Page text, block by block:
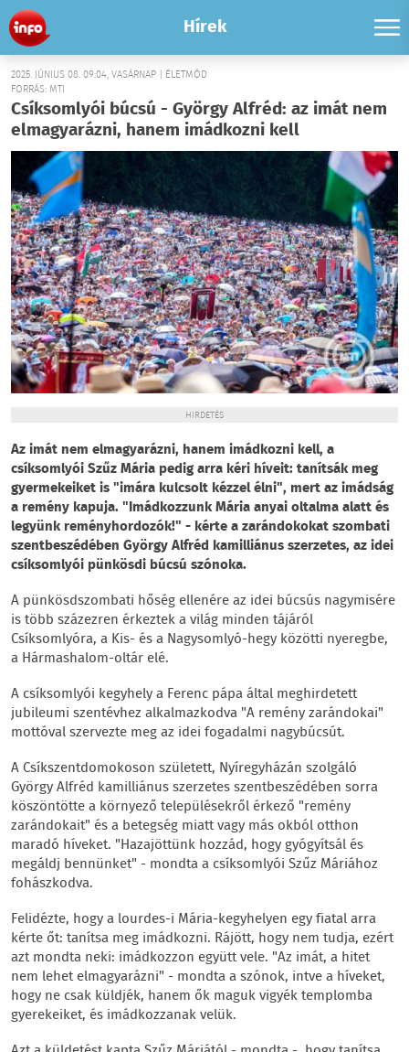
Hírek
2025. JÚNIUS 08. 09:04, VASÁRNAP | ÉLETMÓD
FORRÁS: MTI
Csíksomlyói búcsú - György Alfréd: az imát nem
elmagyarázni, hanem imádkozni kell
HIRDETÉS
Az imát nem elmagyarázni, hanem imádkozni kell, a
csíksomlyói Szűz Mária pedig arra kéri híveit: tanítsák meg
gyermekeiket is "imára kulcsolt kézzel élni", mert az imádság
a remény kapuja. "Imádkozzunk Mária anyai oltalma alatt és
legyünk reményhordozók!" - kérte a zarándokokat szombati
szentbeszédében György Alfréd kamilliánus szerzetes, az idei
csíksomlyói pünkösdi búcsú szónoka.
A pünkösdszombati hőség ellenére az idei búcsús nagymisére
is több százezren érkeztek a világ minden tájáról
Csíksomlyóra, a Kis- és a Nagysomlyó-hegy közötti nyeregbe,
a Hármashalom-oltár elé.
A csíksomlyói kegyhely a Ferenc pápa által meghirdetett
jubileumi szentévhez alkalmazkodva "A remény zarándokai"
mottóval szervezte meg az idei fogadalmi nagybúcsút.
A Csíkszentdomokoson született, Nyíregyházán szolgáló
György Alfréd kamilliánus szerzetes szentbeszédében sorra
köszöntötte a környező településekről érkező "remény
zarándokait" és a betegség miatt vagy más okból otthon
maradó híveket. "Hazajöttünk hozzád, hogy gyógyítsál és
megáldj bennünket" - mondta a csíksomlyói Szűz Máriához
fohászkodva.
Felidézte, hogy a lourdes-i Mária-kegyhelyen egy fiatal arra
kérte őt: tanítsa meg imádkozni. Rájött, hogy nem tudja, ezért
azt mondta neki: imádkozzon együtt vele. "Az imát, a hitet
nem lehet elmagyarázni" - mondta a szónok, intve a híveket,
hogy ne csak küldjék, hanem ők maguk vigyék templomba
gyerekeiket, és imádkozzanak velük.